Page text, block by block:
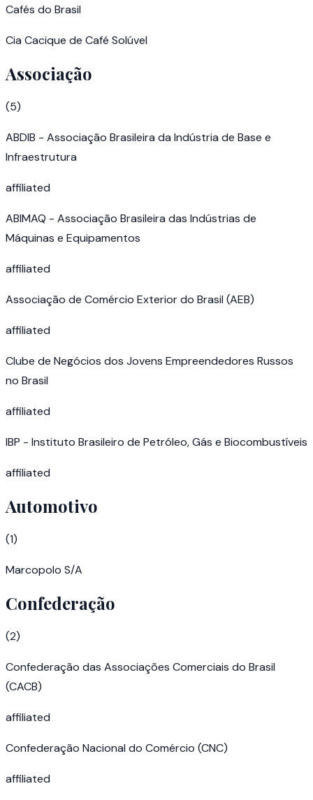
Cafés do Brasil
Cia Cacique de Café Solúvel
Associação
(5)
ABDIB - Associação Brasileira da Indústria de Base e
Infraestrutura
affiliated
ABIMAQ - Associação Brasileira das Indústrias de
Máquinas e Equipamentos
affiliated
Associação de Comércio Exterior do Brasil (AEB)
affiliated
Clube de Negócios dos Jovens Empreendedores Russos
no Brasil
affiliated
IBP - Instituto Brasileiro de Petróleo, Gás e Biocombustíveis
affiliated
Automotivo
(1)
Marcopolo S/A
Confederação
(2)
Confederação das Associações Comerciais do Brasil
(CACB)
affiliated
Confederação Nacional do Comércio (CNC)
affiliated